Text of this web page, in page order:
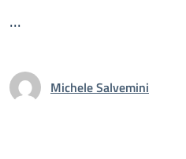
...
Michele Salvemini